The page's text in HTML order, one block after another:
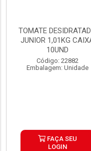
TOMATE
JUNIOR 1,01KG
10UND
Código: 22882
Embalagem: Unidade
FAÇA SEU
LOGIN